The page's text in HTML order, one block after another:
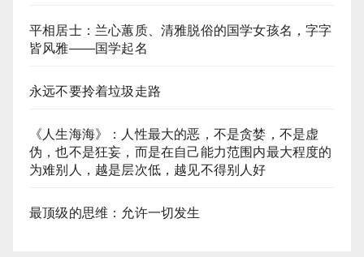
平相居士：兰心蕙质、清雅脱俗的国学女孩名，字字
皆风雅——国学起名
永远不要拎着垃圾走路
《人生海海》：人性最大的恶，不是贪婪，不是虚
伪，也不是狂妄，而是在自己能力范围内最大程度的
为难别人，越是层次低，越见不得别人好
最顶级的思维：允许一切发生